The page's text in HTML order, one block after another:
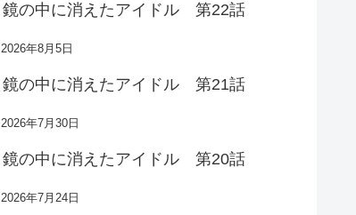
鏡の中に消えたアイドル 第22話
2026年8月5日
鏡の中に消えたアイドル 第21話
2026年7月30日
鏡の中に消えたアイドル 第20話
2026年7月24日